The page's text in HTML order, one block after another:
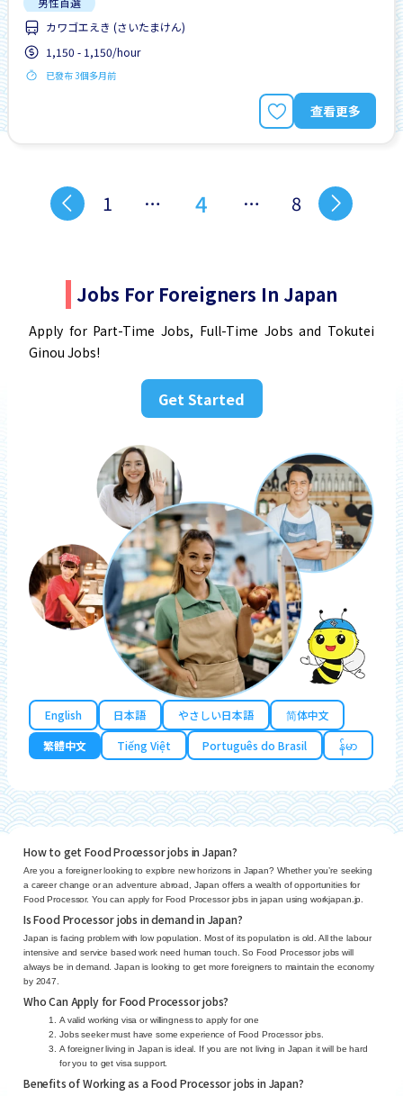
カワゴエえき (さいたまけん)
1,150 - 1,150/hour
已發布 3個多月前
查看更多
1 … 4 … 8
Jobs For Foreigners In Japan
Apply for Part-Time Jobs, Full-Time Jobs and Tokutei
Ginou Jobs!
Get Started
English 日本語 やさしい日本語
简体中文
繁體中文
Tiếng Việt Português do Brasil န်မာ
How to get Food Processor jobs in Japan?
Are you a foreigner looking to explore new horizons in Japan? Whether you’re seeking
a career change or an adventure abroad, Japan offers a wealth of opportunities for
Food Processor. You can apply for Food Processor jobs in japan using workjapan.jp.
Is Food Processor jobs in demand in Japan?
Japan is facing problem with low population. Most of its population is old. All the labour
intensive and service based work need human touch. So Food Processor jobs will
always be in demand. Japan is looking to get more foreigners to maintain the economy
by 2047.
Who Can Apply for Food Processor jobs?
A valid working visa or willingness to apply for one
Jobs seeker must have some experience of Food Processor jobs.
A foreigner living in Japan is ideal. If you are not living in Japan it will be hard
for you to get visa support.
Benefits of Working as a Food Processor jobs in Japan?